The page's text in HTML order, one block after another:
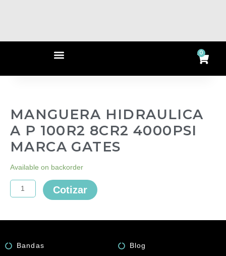
Menu 0
MANGUERA HIDRAULICA
A P 100R2 8CR2 4000PSI
MARCA GATES
Available on backorder
MANGUERA
P
8CR2
MARCA
GATES
Cotizar
Bandas
Blog